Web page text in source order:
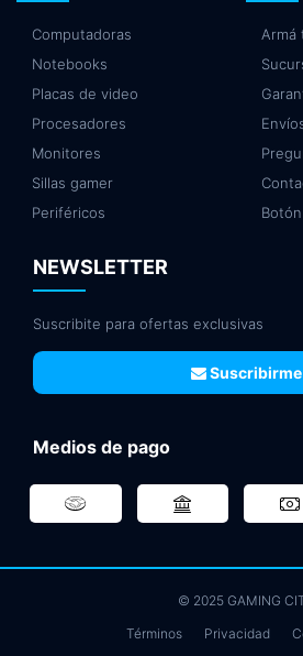
Computadoras
Notebooks
Placas de video
Procesadores
Monitores
Sillas gamer
Periféricos
Armá
NEWSLETTER
Suscribite para ofertas exclusivas
Suscribirme
Medios de pago
© 2025 GAMING
Términos
Privacidad